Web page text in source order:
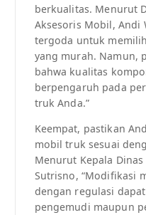
berkualitas. Menurut
Aksesoris Mobil, Andi
tergoda untuk
yang murah. Namun,
bahwa kualitas
berpengaruh pada
truk Anda.”
Keempat, pastikan
mobil truk sesuai
Menurut Kepala
Sutrisno, “Modifikasi
dengan regulasi
pengemudi maupun